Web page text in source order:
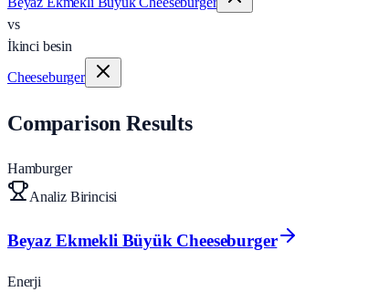
vs
İkinci besin
Cheeseburger
Comparison Results
Hamburger
Analiz Birincisi
Beyaz Ekmekli Büyük Cheeseburger
Enerji